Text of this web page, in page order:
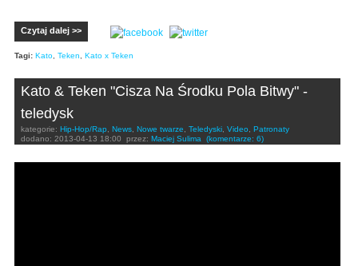
Czytaj dalej >>
Tagi: Kato Teken Kato x Teken
Kato & Teken "Cisza Na Środku Pola Bitwy" -
teledysk
kategorie: Hip-Hop/Rap News Nowe twarze Teledyski Video
Patronaty
dodano: 2013-04-13 18:00 przez: Maciej Sulima (komentarze: 6)